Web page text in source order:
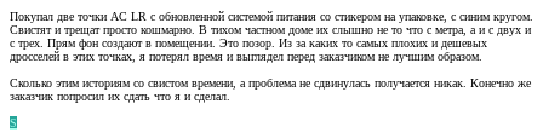
Покупал две точки AC LR с обновленной системой питания со стикером на упаковке, с синим кругом.
Свистят и трещат просто кошмарно. В тихом частном доме их слышно не то что с метра, а и с двух и
с трех. Прям фон создают в помещении. Это позор. Из за каких то самых плохих и дешевых
дросселей в этих точках, я потерял время и выглядел перед заказчиком не лучшим образом.
Сколько этим историям со свистом времени, а проблема не сдвинулась получается никак. Конечно же
заказчик попросил их сдать что я и сделал.
S